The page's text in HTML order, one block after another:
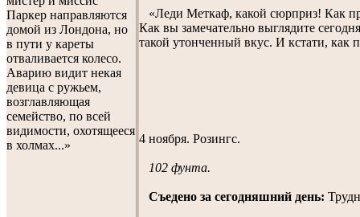
Паркер направляются
домой из Лондона, но
в пути у кареты
отваливается колесо.
Аварию видит некая
девица с ружьем,
возглавляющая
семейство, по всей
видимости, охотящееся
в холмах...»
«Леди Меткаф, какой сюрприз! Как
Как вы замечательно выглядите
такой утонченный вкус. И кстати, как
4 ноября. Розингс.
102 фунта.
Съедено за сегодняшний день: